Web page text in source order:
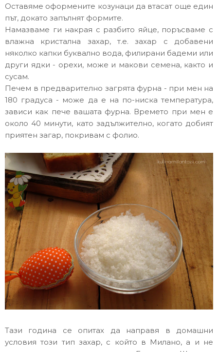
Оставяме оформените козунаци да втасат още един
път, докато запълнят формите.
Намазваме ги накрая с разбито яйце, поръсваме с
влажна кристална захар, т.е. захар с добавени
няколко капки буквално вода, филирани бадеми или
други ядки - орехи, може и макови семена, както и
сусам.
Печем в предварително загрята фурна - при мен на
180 градуса - може да е на по-ниска температура,
зависи как пече вашата фурна. Времето при мен е
около 40 минути, като задължително, когато добият
приятен загар, покривам с фолио.
Тази година се опитах да направя в домашни
условия този тип захар, с който в Милано, а и не